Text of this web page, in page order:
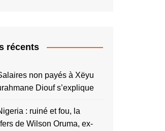
récents
non payés à Xëyu
Diouf s’explique
: ruiné et fou, la
de Wilson Oruma, ex-